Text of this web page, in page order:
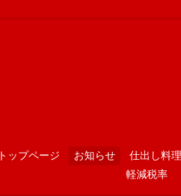
トップページ お知らせ 仕出し料理
軽減税率